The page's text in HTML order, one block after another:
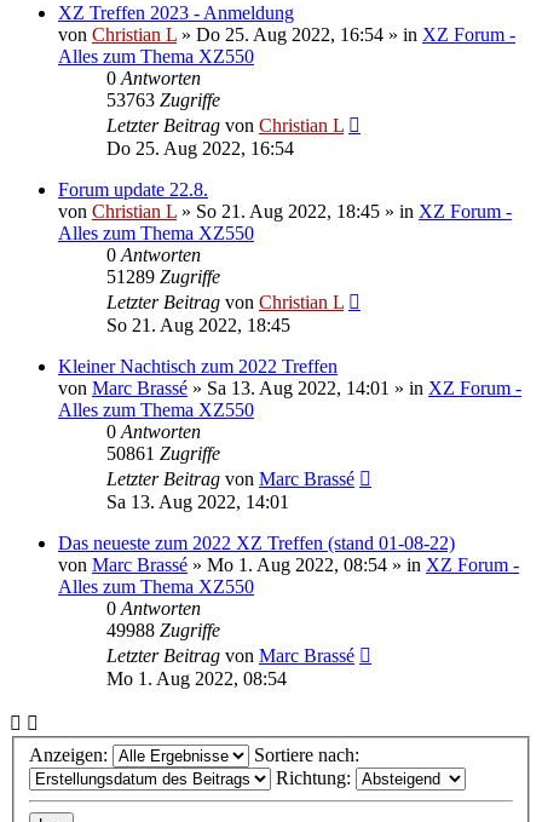
XZ Treffen 2023 - Anmeldung
von Christian L » Do 25. Aug 2022, 16:54 » in XZ Forum -
Alles zum Thema XZ550
0 Antworten
53763 Zugriffe
Letzter Beitrag von Christian L
Do 25. Aug 2022, 16:54
Forum update 22.8.
von Christian L » So 21. Aug 2022, 18:45 » in XZ Forum -
Alles zum Thema XZ550
0 Antworten
51289 Zugriffe
Letzter Beitrag von Christian L
So 21. Aug 2022, 18:45
Kleiner Nachtisch zum 2022 Treffen
von Marc Brassé » Sa 13. Aug 2022, 14:01 » in XZ Forum -
Alles zum Thema XZ550
0 Antworten
50861 Zugriffe
Letzter Beitrag von Marc Brassé
Sa 13. Aug 2022, 14:01
Das neueste zum 2022 XZ Treffen (stand 01-08-22)
von Marc Brassé » Mo 1. Aug 2022, 08:54 » in XZ Forum -
Alles zum Thema XZ550
0 Antworten
49988 Zugriffe
Letzter Beitrag von Marc Brassé
Mo 1. Aug 2022, 08:54
Anzeigen:
Sortiere nach:
Richtung: